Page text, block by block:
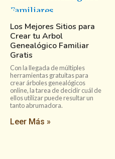
Los Mejores Sitios para
Crear tu Arbol
Genealógico Familiar
Gratis
Con la llegada de múltiples
herramientas gratuitas para
crear árboles genealógicos
online, la tarea de decidir cuál de
ellos utilizar puede resultar un
tanto abrumadora.
Leer Más »